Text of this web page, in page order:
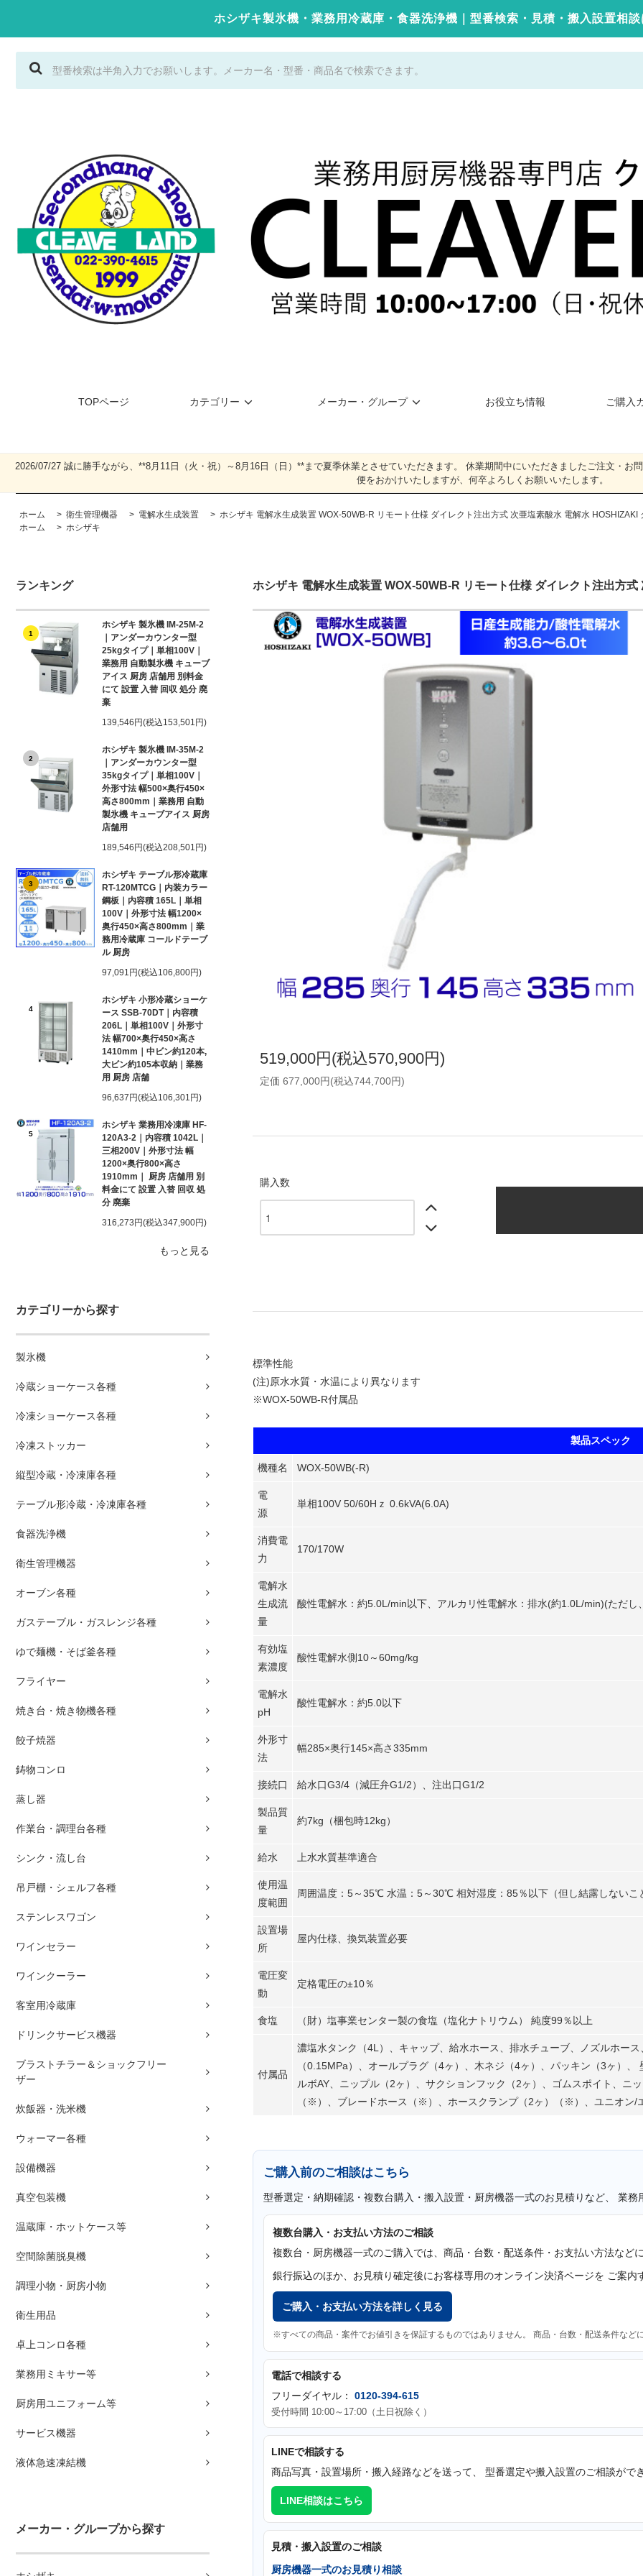
ホシザキ製氷機・業務用冷蔵庫・食器洗浄機｜型番検索・見積・搬入設置相
TOPページ カテゴリー メーカー・グループ お役立ち情報 ご購入
2026/07/27 誠に勝手ながら、**8月11日（火・祝）～8月16日（日）**まで夏季休業とさせていただきます。 休業期間中にいただきましたご注文・
便をおかけいたしますが、何卒よろしくお願いいたします。
ホーム > 衛生管理機器 > 電解水生成装置 > ホシザキ 電解水生成装置 WOX-50WB-R リモート仕様 ダイレクト注出方式 次亜塩素酸水 電解水 HOSHIZAKI
ホーム
> ホシザキ
ランキング
1
ホシザキ 製氷機 IM-25M-2
｜アンダーカウンター型
25kgタイプ｜単相100V｜
業務用 自動製氷機 キューブ
アイス 厨房 店舗用 別料金
にて 設置 入替 回収 処分 廃
棄
139,546円(税込153,501円)
2
ホシザキ 製氷機 IM-35M-2
｜アンダーカウンター型
35kgタイプ｜単相100V｜
外形寸法 幅500×奥行450×
高さ800mm｜業務用 自動
製氷機 キューブアイス 厨房
店舗用
189,546円(税込208,501円)
3
ホシザキ テーブル形冷蔵庫
RT-120MTCG｜内装カラー
鋼板｜内容積 165L｜単相
100V｜外形寸法 幅1200×
奥行450×高さ800mm｜業
務用冷蔵庫 コールドテーブ
ル 厨房
97,091円(税込106,800円)
4
ホシザキ 小形冷蔵ショーケ
ース SSB-70DT｜内容積
206L｜単相100V｜外形寸
法 幅700×奥行450×高さ
1410mm｜中ビン約120本,
大ビン約105本収納｜業務
用 厨房 店舗
96,637円(税込106,301円)
5
ホシザキ 業務用冷凍庫 HF-
120A3-2｜内容積 1042L｜
三相200V｜外形寸法 幅
1200×奥行800×高さ
1910mm｜ 厨房 店舗用 別
料金にて 設置 入替 回収 処
分 廃棄
316,273円(税込347,900円)
もっと見る
カテゴリーから探す
製氷機
冷蔵ショーケース各種
冷凍ショーケース各種
冷凍ストッカー
縦型冷蔵・冷凍庫各種
テーブル形冷蔵・冷凍庫各種
食器洗浄機
衛生管理機器
オーブン各種
ガステーブル・ガスレンジ各種
ゆで麺機・そば釜各種
フライヤー
焼き台・焼き物機各種
餃子焼器
鋳物コンロ
蒸し器
作業台・調理台各種
シンク・流し台
吊戸棚・シェルフ各種
ステンレスワゴン
ワインセラー
ワインクーラー
客室用冷蔵庫
ドリンクサービス機器
ブラストチラー＆ショックフリー
ザー
炊飯器・洗米機
ウォーマー各種
設備機器
真空包装機
温蔵庫・ホットケース等
空間除菌脱臭機
調理小物・厨房小物
衛生用品
卓上コンロ各種
業務用ミキサー等
厨房用ユニフォーム等
サービス機器
液体急速凍結機
メーカー・グループから探す
ホシザキ 電解水生成装置 WOX-50WB-R リモート仕様 ダイレクト注出方
519,000円(税込570,900円)
定価 677,000円(税込744,700円)
購入数
標準性能
(注)原水水質・水温により異なります
※WOX-50WB-R付属品
製品スペック
機種名 WOX-50WB(-R)
電
源
単相100V 50/60Hｚ 0.6kVA(6.0A)
消費電
力
170/170W
電解水
生成流
量
酸性電解水：約5.0L/min以下、アルカリ性電解水：排水(約1.0L/min)(ただ
有効塩
素濃度
酸性電解水側10～60mg/kg
電解水
pH
酸性電解水：約5.0以下
外形寸
法
幅285×奥行145×高さ335mm
接続口 給水口G3/4（減圧弁G1/2）、注出口G1/2
製品質
量
約7kg（梱包時12kg）
給水 上水水質基準適合
使用温
度範囲
周囲温度：5～35℃ 水温：5～30℃ 相対湿度：85％以下（但し結露しないこ
設置場
所
屋内仕様、換気装置必要
電圧変
動
定格電圧の±10％
食塩 （財）塩事業センター製の食塩（塩化ナトリウム） 純度99％以上
付属品
濃塩水タンク（4L）、キャップ、給水ホース、排水チューブ、ノズルホー
（0.15MPa）、オールプラグ（4ヶ）、木ネジ（4ヶ）、パッキン（3ヶ）
ルボAY、ニップル（2ヶ）、サクションフック（2ヶ）、ゴムスポイト、ニ
（※）、ブレードホース（※）、ホースクランプ（2ヶ）（※）、ユニオン
ご購入前のご相談はこちら
型番選定・納期確認・複数台購入・搬入設置・厨房機器一式のお見積りなど、 業
複数台購入・お支払い方法のご相談
複数台・厨房機器一式のご購入では、商品・台数・配送条件・お支払い方法など
銀行振込のほか、お見積り確定後にお客様専用のオンライン決済ページを ご案内
ご購入・お支払い方法を詳しく見る
※すべての商品・案件でお値引きを保証するものではありません。 商品・台数・配送条件など
電話で相談する
フリーダイヤル： 0120-394-615
受付時間 10:00～17:00（土日祝除く）
LINEで相談する
商品写真・設置場所・搬入経路などを送って、 型番選定や搬入設置のご相談がで
LINE相談はこちら
見積・搬入設置のご相談
厨房機器一式のお見積り相談